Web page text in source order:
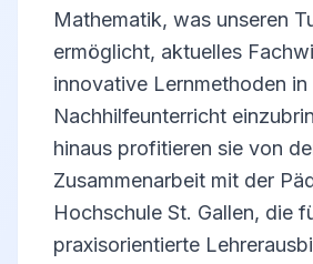
Mathematik, was unseren
ermöglicht, aktuelles
innovative Lernmethoden in
Nachhilfeunterricht
hinaus profitieren sie von
Zusammenarbeit mit der
Hochschule St. Gallen, die
praxisorientierte